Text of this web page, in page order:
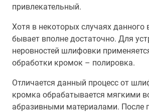
привлекательный.
Хотя в некоторых случаях данного
бывает вполне достаточно. Для
неровностей шлифовки
обработки кромок – полировка.
Отличается данный процесс от
кромка обрабатывается мягкими
абразивными материалами. После